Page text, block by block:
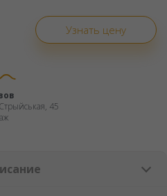
Узнать цену
45